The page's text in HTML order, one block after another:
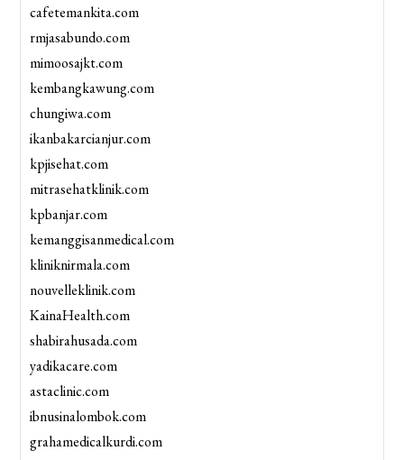
cafetemankita.com
rmjasabundo.com
mimoosajkt.com
kembangkawung.com
chungiwa.com
ikanbakarcianjur.com
kpjisehat.com
mitrasehatklinik.com
kpbanjar.com
kemanggisanmedical.com
kliniknirmala.com
nouvelleklinik.com
KainaHealth.com
shabirahusada.com
yadikacare.com
astaclinic.com
ibnusinalombok.com
grahamedicalkurdi.com